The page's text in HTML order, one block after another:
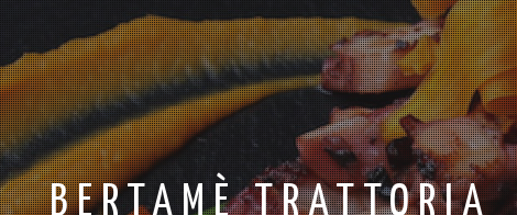
BERTAMÈ TRATTORIA